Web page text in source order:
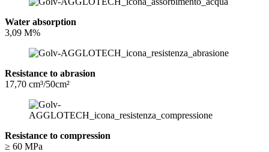
Water absorption
3,09 M%
Resistance to abrasion
17,70 cm³/50cm²
Resistance to compression
≥ 60 MPa